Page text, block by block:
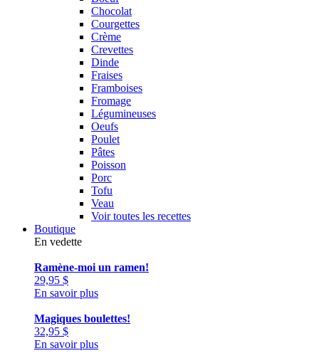
Chocolat
Courgettes
Crème
Crevettes
Dinde
Fraises
Framboises
Fromage
Légumineuses
Oeufs
Poulet
Pâtes
Poisson
Porc
Tofu
Veau
Voir toutes les recettes
Boutique
En vedette
Ramène-moi un ramen!
29,95 $
En savoir plus
Magiques boulettes!
32,95 $
En savoir plus